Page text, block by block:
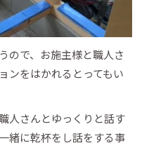
ので、お施主様と職人さ
ンをはかれるとってもい
人さんとゆっくりと話す
緒に乾杯をし話をする事